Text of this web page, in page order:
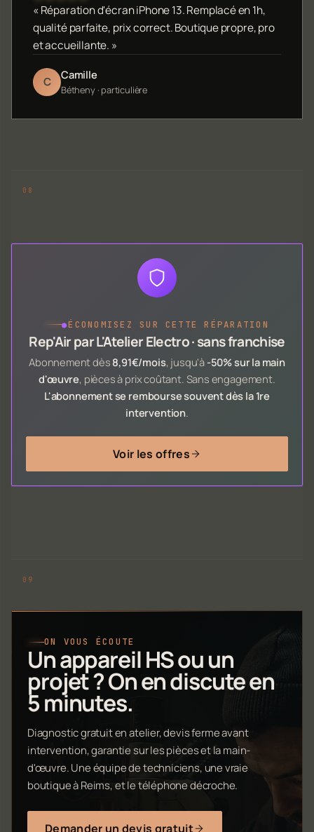
« Réparation d'écran iPhone 13. Remplacé en 1h,
qualité parfaite, prix correct. Boutique propre, pro
et accueillante. »
C Camille
Bétheny · particulière
●ÉCONOMISEZ SUR CETTE RÉPARATION
Rep'Air par L'Atelier Electro · sans franchise
Abonnement dès 8,91€/mois, jusqu'à -50% sur la main
d'œuvre, pièces à prix coûtant. Sans engagement.
L'abonnement se rembourse souvent dès la 1re
intervention
Voir les offres
ON VOUS ÉCOUTE
Un appareil HS ou un
projet ? On en discute en
5 minutes.
Diagnostic gratuit en atelier, devis ferme avant
intervention, garantie sur les pièces et la main-
d'œuvre. Une équipe de techniciens, une vraie
boutique à Reims, et le téléphone décroche.
Demander un devis gratuit